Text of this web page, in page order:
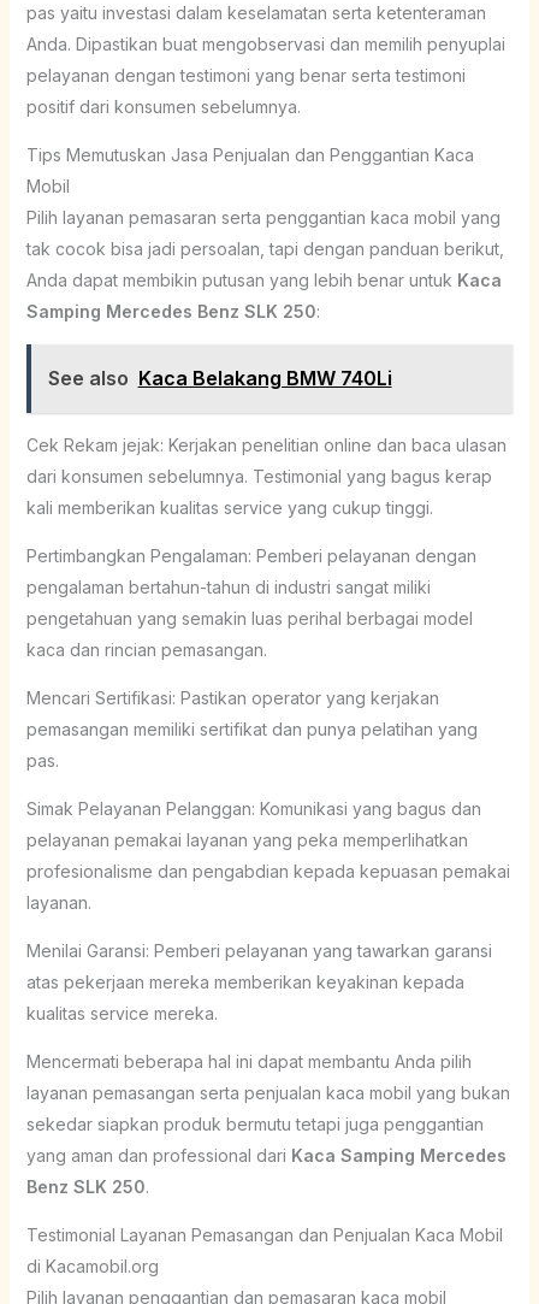
pas yaitu investasi dalam keselamatan serta ketenteraman
Anda. Dipastikan buat mengobservasi dan memilih penyuplai
pelayanan dengan testimoni yang benar serta testimoni
positif dari konsumen sebelumnya.
Tips Memutuskan Jasa Penjualan dan Penggantian Kaca
Mobil
Pilih layanan pemasaran serta penggantian kaca mobil yang
tak cocok bisa jadi persoalan, tapi dengan panduan berikut,
Anda dapat membikin putusan yang lebih benar untuk Kaca
Samping Mercedes Benz SLK 250:
See also Kaca Belakang BMW 740Li
Cek Rekam jejak: Kerjakan penelitian online dan baca ulasan
dari konsumen sebelumnya. Testimonial yang bagus kerap
kali memberikan kualitas service yang cukup tinggi.
Pertimbangkan Pengalaman: Pemberi pelayanan dengan
pengalaman bertahun-tahun di industri sangat miliki
pengetahuan yang semakin luas perihal berbagai model
kaca dan rincian pemasangan.
Mencari Sertifikasi: Pastikan operator yang kerjakan
pemasangan memiliki sertifikat dan punya pelatihan yang
pas.
Simak Pelayanan Pelanggan: Komunikasi yang bagus dan
pelayanan pemakai layanan yang peka memperlihatkan
profesionalisme dan pengabdian kepada kepuasan pemakai
layanan.
Menilai Garansi: Pemberi pelayanan yang tawarkan garansi
atas pekerjaan mereka memberikan keyakinan kepada
kualitas service mereka.
Mencermati beberapa hal ini dapat membantu Anda pilih
layanan pemasangan serta penjualan kaca mobil yang bukan
sekedar siapkan produk bermutu tetapi juga penggantian
yang aman dan professional dari Kaca Samping Mercedes
Benz SLK 250.
Testimonial Layanan Pemasangan dan Penjualan Kaca Mobil
di Kacamobil.org
Pilih layanan penggantian dan pemasaran kaca mobil